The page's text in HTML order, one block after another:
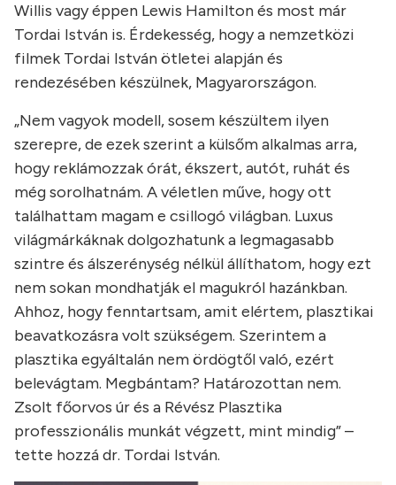
Willis vagy éppen Lewis Hamilton és most már
Tordai István is. Érdekesség, hogy a nemzetközi
filmek Tordai István ötletei alapján és
rendezésében készülnek, Magyarországon.
„Nem vagyok modell, sosem készültem ilyen
szerepre, de ezek szerint a külsőm alkalmas arra,
hogy reklámozzak órát, ékszert, autót, ruhát és
még sorolhatnám. A véletlen műve, hogy ott
találhattam magam e csillogó világban. Luxus
világmárkáknak dolgozhatunk a legmagasabb
szintre és álszerénység nélkül állíthatom, hogy ezt
nem sokan mondhatják el magukról hazánkban.
Ahhoz, hogy fenntartsam, amit elértem, plasztikai
beavatkozásra volt szükségem. Szerintem a
plasztika egyáltalán nem ördögtől való, ezért
belevágtam. Megbántam? Határozottan nem.
Zsolt főorvos úr és a Révész Plasztika
professzionális munkát végzett, mint mindig” –
tette hozzá dr. Tordai István.